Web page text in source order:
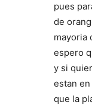
pues
de
mayoria
espero
y si
estan
que la